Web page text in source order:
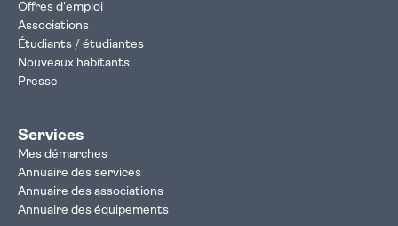
Offres d'emploi
Associations
Étudiants / étudiantes
Nouveaux habitants
Presse
Services
Mes démarches
Annuaire des services
Annuaire des associations
Annuaire des équipements